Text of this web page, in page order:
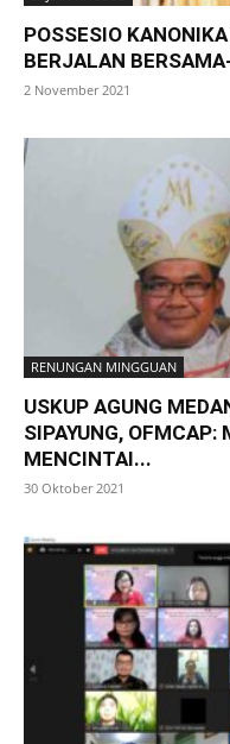
POSSESIO
BERJALAN
2 November 2021
RENUNGAN MINGGUAN
USKUP AGUNG
SIPAYUNG,
MENCINTAI...
30 Oktober 2021